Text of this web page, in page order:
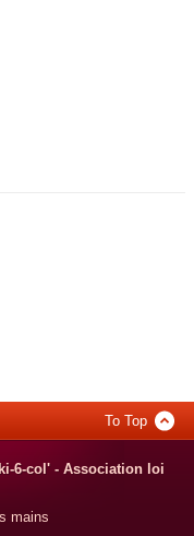
To Top
6-col' - Association loi
mains